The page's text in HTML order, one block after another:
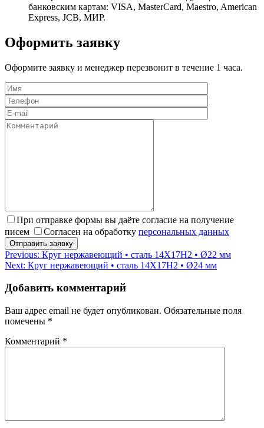
банковским картам: VISA, MasterCard, Maestro, American
Express, JCB, МИР.
Оформить заявку
Оформите заявку и менеджер перезвонит в течение 1 часа.
При отправке формы вы даёте согласие на получение
писем
Согласен на обработку персональных данных
Навигация
по
записям
Previous: Круг нержавеющий • сталь 14Х17Н2 • Ø22 мм
Next: Круг нержавеющий • сталь 14Х17Н2 • Ø24 мм
Добавить комментарий
Ваш адрес email не будет опубликован. Обязательные поля
помечены *
Комментарий *